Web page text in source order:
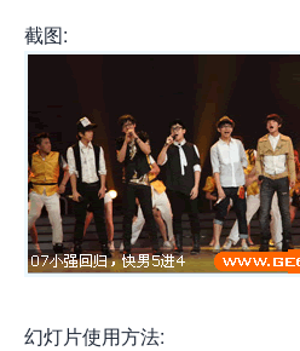
截图:
幻灯片使用方法: